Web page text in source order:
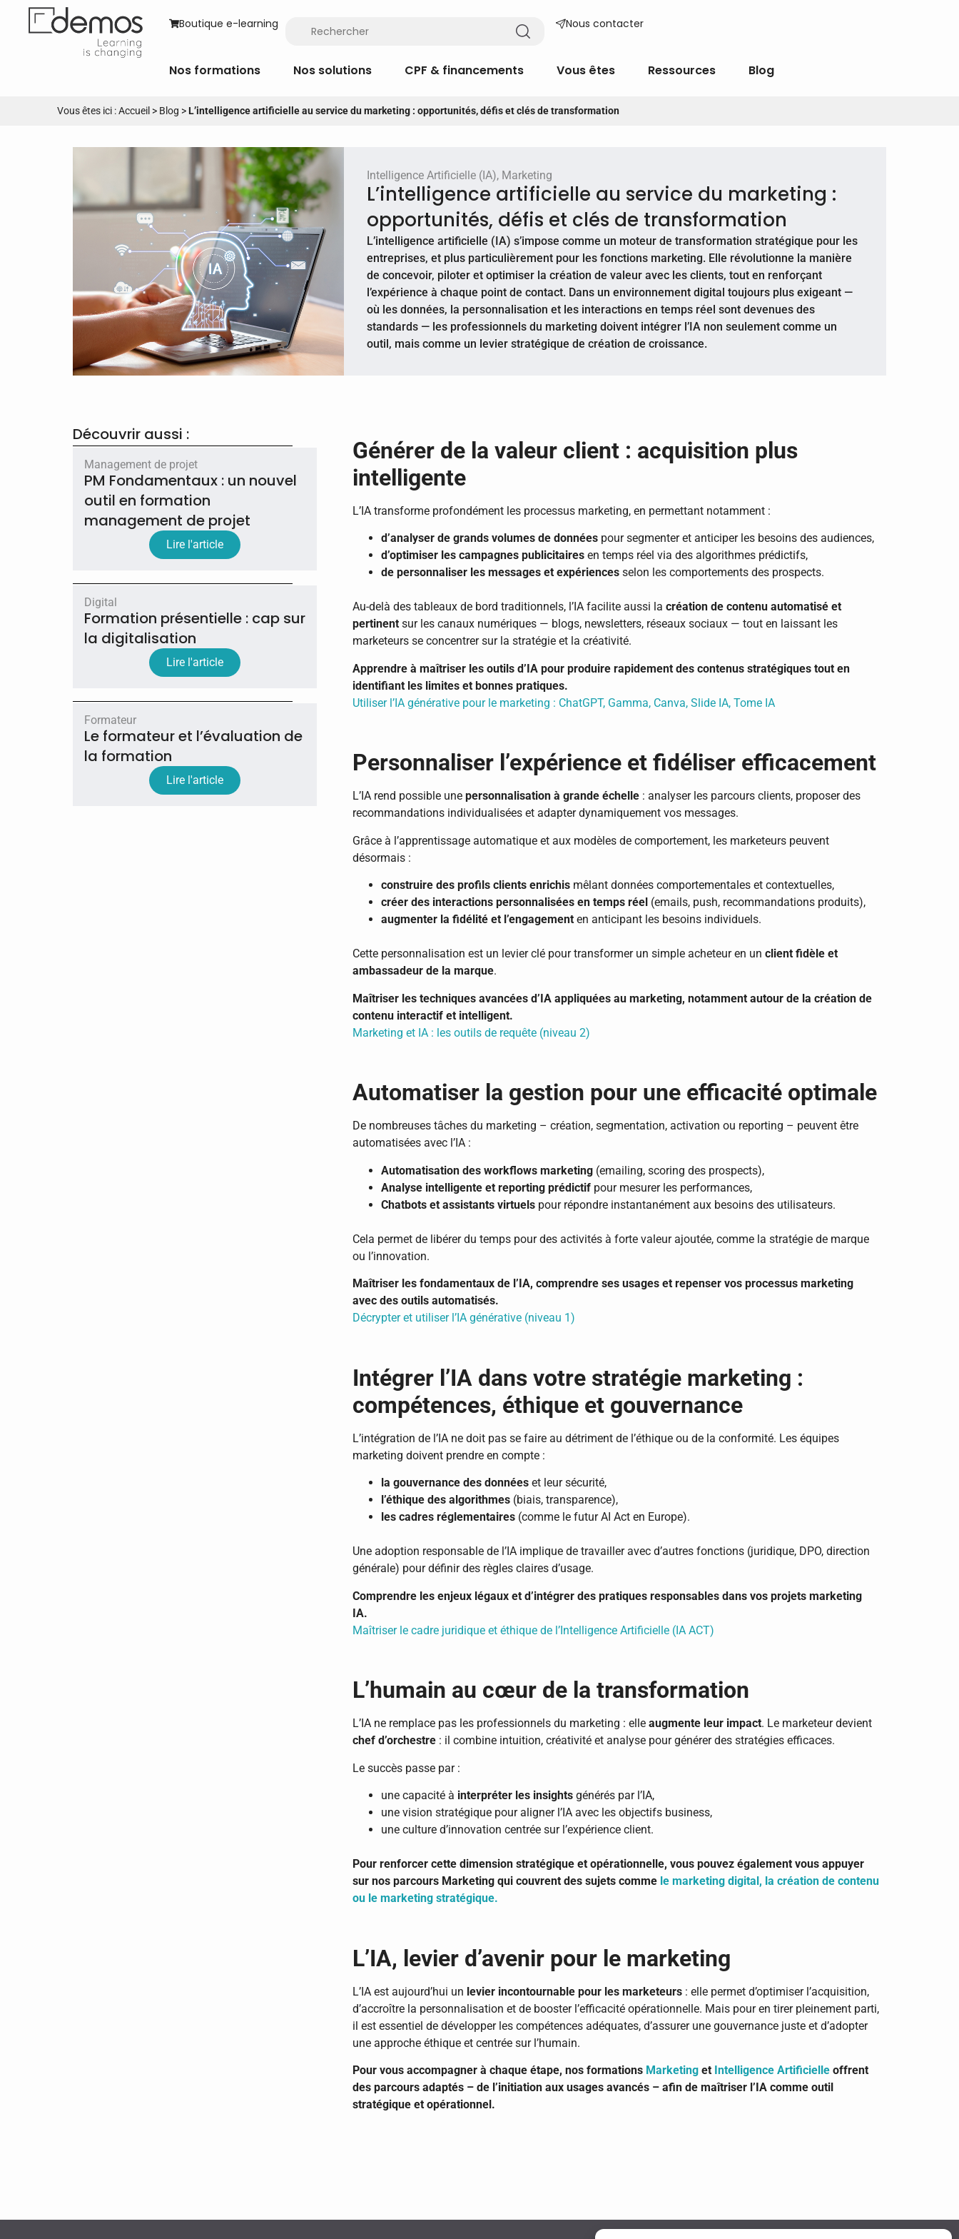
Boutique e-learning Nous contacter
Nos formations Nos solutions CPF & financements Vous êtes Ressources Blog
Vous êtes ici :Accueil > Blog >L’intelligence artificielle au service du marketing : opportunités, défis et clés de transformation
Intelligence Artificielle (IA), Marketing
L’intelligence artificielle au service du marketing :
opportunités, défis et clés de transformation
L’intelligence artificielle (IA) s’impose comme un moteur de transformation stratégique pour les
entreprises, et plus particulièrement pour les fonctions marketing. Elle révolutionne la manière
de concevoir, piloter et optimiser la création de valeur avec les clients, tout en renforçant
l’expérience à chaque point de contact. Dans un environnement digital toujours plus exigeant —
où les données, la personnalisation et les interactions en temps réel sont devenues des
standards — les professionnels du marketing doivent intégrer l’IA non seulement comme un
outil, mais comme un levier stratégique de création de croissance.
Découvrir aussi :
Management de projet
PM Fondamentaux : un nouvel
outil en formation
management de projet
Lire l'article
Digital
Formation présentielle : cap sur
la digitalisation
Lire l'article
Formateur
Le formateur et l’évaluation de
la formation
Lire l'article
Générer de la valeur client : acquisition plus
intelligente
L’IA transforme profondément les processus marketing, en permettant notamment :
d’analyser de grands volumes de données pour segmenter et anticiper les besoins des audiences,
d’optimiser les campagnes publicitaires en temps réel via des algorithmes prédictifs,
de personnaliser les messages et expériences selon les comportements des prospects.
Au-delà des tableaux de bord traditionnels, l’IA facilite aussi la création de contenu automatisé et
pertinent sur les canaux numériques — blogs, newsletters, réseaux sociaux — tout en laissant les
marketeurs se concentrer sur la stratégie et la créativité.
Apprendre à maîtriser les outils d’IA pour produire rapidement des contenus stratégiques tout en
identifiant les limites et bonnes pratiques.
Utiliser l’IA générative pour le marketing : ChatGPT, Gamma, Canva, Slide IA, Tome IA
Personnaliser l’expérience et fidéliser efficacement
L’IA rend possible une personnalisation à grande échelle : analyser les parcours clients, proposer des
recommandations individualisées et adapter dynamiquement vos messages.
Grâce à l’apprentissage automatique et aux modèles de comportement, les marketeurs peuvent
désormais :
construire des profils clients enrichis mêlant données comportementales et contextuelles,
créer des interactions personnalisées en temps réel (emails, push, recommandations produits),
augmenter la fidélité et l’engagement en anticipant les besoins individuels.
Cette personnalisation est un levier clé pour transformer un simple acheteur en un client fidèle et
ambassadeur de la marque.
Maîtriser les techniques avancées d’IA appliquées au marketing, notamment autour de la création de
contenu interactif et intelligent.
Marketing et IA : les outils de requête (niveau 2)
Automatiser la gestion pour une efficacité optimale
De nombreuses tâches du marketing – création, segmentation, activation ou reporting – peuvent être
automatisées avec l’IA :
Automatisation des workflows marketing (emailing, scoring des prospects),
Analyse intelligente et reporting prédictif pour mesurer les performances,
Chatbots et assistants virtuels pour répondre instantanément aux besoins des utilisateurs.
Cela permet de libérer du temps pour des activités à forte valeur ajoutée, comme la stratégie de marque
ou l’innovation.
Maîtriser les fondamentaux de l’IA, comprendre ses usages et repenser vos processus marketing
avec des outils automatisés.
Décrypter et utiliser l’IA générative (niveau 1)
Intégrer l’IA dans votre stratégie marketing :
compétences, éthique et gouvernance
L’intégration de l’IA ne doit pas se faire au détriment de l’éthique ou de la conformité. Les équipes
marketing doivent prendre en compte :
la gouvernance des données et leur sécurité,
l’éthique des algorithmes (biais, transparence),
les cadres réglementaires (comme le futur AI Act en Europe).
Une adoption responsable de l’IA implique de travailler avec d’autres fonctions (juridique, DPO, direction
générale) pour définir des règles claires d’usage.
Comprendre les enjeux légaux et d’intégrer des pratiques responsables dans vos projets marketing
IA.
Maîtriser le cadre juridique et éthique de l’Intelligence Artificielle (IA ACT)
L’humain au cœur de la transformation
L’IA ne remplace pas les professionnels du marketing : elle augmente leur impact. Le marketeur devient
chef d’orchestre : il combine intuition, créativité et analyse pour générer des stratégies efficaces.
Le succès passe par :
une capacité à interpréter les insights générés par l’IA,
une vision stratégique pour aligner l’IA avec les objectifs business,
une culture d’innovation centrée sur l’expérience client.
Pour renforcer cette dimension stratégique et opérationnelle, vous pouvez également vous appuyer
sur nos parcours Marketing qui couvrent des sujets comme le marketing digital, la création de contenu
ou le marketing stratégique.
L’IA, levier d’avenir pour le marketing
L’IA est aujourd’hui un levier incontournable pour les marketeurs : elle permet d’optimiser l’acquisition,
d’accroître la personnalisation et de booster l’efficacité opérationnelle. Mais pour en tirer pleinement parti,
il est essentiel de développer les compétences adéquates, d’assurer une gouvernance juste et d’adopter
une approche éthique et centrée sur l’humain.
Pour vous accompagner à chaque étape, nos formations Marketing et Intelligence Artificielle offrent
des parcours adaptés – de l’initiation aux usages avancés – afin de maîtriser l’IA comme outil
stratégique et opérationnel.